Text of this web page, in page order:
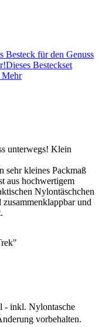
Besteck für den Genuss
Besteckset
Mehr
unterwegs! Klein
sehr kleines Packmaß
aus hochwertigem
Nylontäschchen
und
- inkl. Nylontasche
vorbehalten.